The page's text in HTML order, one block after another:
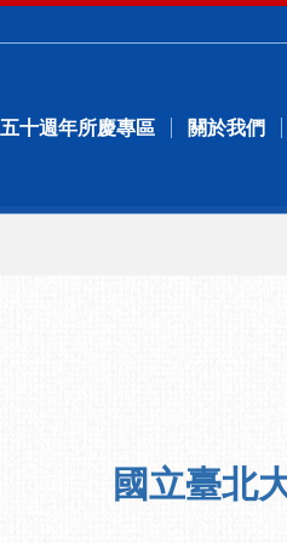
五十週年所慶專區 關於我們
國立臺北